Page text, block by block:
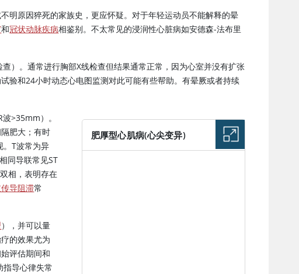
明原因猝死的家族史，更应怀疑。对于年轻运动员不能解释的晕
和冠状动脉疾病相鉴别。不太常见的浸润性心脏病如安德森-法布里
）。通常进行胸部X线检查但结果通常正常，因为心室并没有扩张
验和24小时动态心电图监测对此可能有些帮助。有晕厥或者持续
肥厚型心肌病(心尖变异)
波>35mm）。
肥大；有时
。T波常为异
同导联常见ST
相，表明存在
导阻滞常
），并可以量
的效果尤为
评估期间和
导心律失常